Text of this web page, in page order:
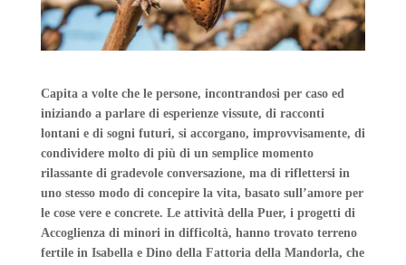
Capita a volte che le persone, incontrandosi per caso ed
iniziando a parlare di esperienze vissute, di racconti
lontani e di sogni futuri, si accorgano, improvvisamente, di
condividere molto di più di un semplice momento
rilassante di gradevole conversazione, ma di riflettersi in
uno stesso modo di concepire la vita, basato sull’amore per
le cose vere e concrete. Le attività della Puer, i progetti di
Accoglienza di minori in difficoltà, hanno trovato terreno
fertile in Isabella e Dino della Fattoria della Mandorla, che